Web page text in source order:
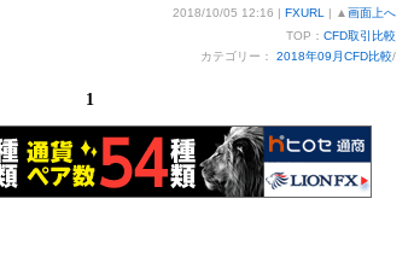
2018/10/05 12:16 | FXURL | ▲ 画面上へ
TOP： CFD取引比較
カテゴリー： 2018年09月CFD比較/
1